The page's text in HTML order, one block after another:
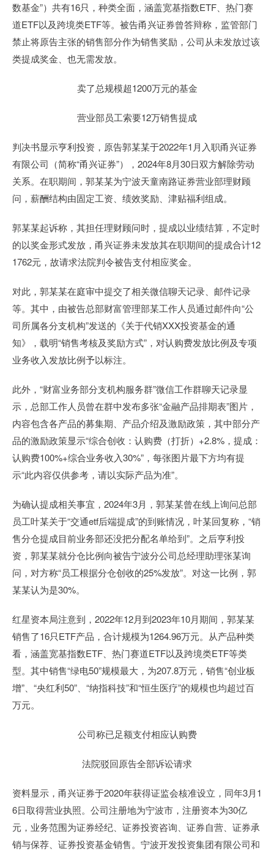
数基金”）共有16只，种类全面，涵盖宽基指数ETF、热门赛
道ETF以及跨境类ETF等。被告甬兴证券曾答辩称，监管部门
禁止将原告主张的销售部分作为销售奖励，公司从未发放过该
类提成奖金、也无需发放。
卖了总规模超1200万元的基金
营业部员工索要12万销售提成
判决书显示亨利投资，原告郭某某于2022年1月入职甬兴证券
有限公司（简称“甬兴证券”），2024年8月30日双方解除劳动
关系。在职期间，郭某某为宁波天童南路证券营业部理财顾
问，薪酬结构由固定工资、绩效奖励、津贴福利组成。
郭某某起诉称，其担任理财顾问时，提成以业绩结算，不定时
的以奖金形式发放，甬兴证券未发放其在职期间的提成合计12
1762元，故请求法院判令被告支付相应奖金。
对此，郭某某在庭审中提交了相关微信聊天记录、邮件记录
等。其中，由被告总部财富管理部某工作人员通过邮件向“公
司所属各分支机构”发送的《关于代销XXX投资基金的通
知》，载明“销售考核及奖励方式”，对认购费发放比例及专项
业务收入发放比例予以标注。
此外，“财富业务部分支机构服务群”微信工作群聊天记录显
示，总部工作人员曾在群中发布多张“金融产品排期表”图片，
内容包含各产品的募集期、产品介绍及激励政策，其中部分产
品的激励政策显示“综合创收：认购费（打折）+2.8%，提成：
认购费100%+综合业务收入30%”，每张图片最下方均有提
示“此内容仅供参考，请以实际产品为准”。
为确认提成相关事宜，2024年3月，郭某某曾在线上询问总部
员工叶某关于“交通etf后端提成”的到账情况，叶某回复称，“销
售分仓提成目前业务部还没把分配名单给到”。之后亨利投
资，郭某某就分仓比例向被告宁波分公司总经理助理张某询
问，对方称“员工根据分仓创收的25%发放”。对这一比例，郭
某某认为是30%。
红星资本局注意到，2022年12月到2023年10月期间，郭某某
销售了16只ETF产品，合计规模为1264.96万元。从产品种类
看，涵盖宽基指数ETF、热门赛道ETF以及跨境类ETF等类
型。其中销售“绿电50”规模最大，为207.8万元，销售“创业板
增”、“央红利50”、“纳指科技”和“恒生医疗”的规模也均超过百
万元。
公司称已足额支付相应认购费
法院驳回原告全部诉讼请求
资料显示，甬兴证券于2020年获得证监会核准设立，同年3月1
6日取得营业执照。公司注册地为宁波市，注册资本为30亿
元，业务范围为证券经纪、证券投资咨询、证券自营、证券承
销与保荐、证券投资基金销售。宁波开发投资集团有限公司和